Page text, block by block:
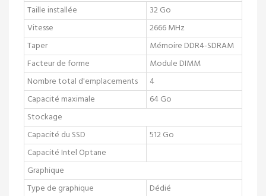
Taille installée
32 Go
Vitesse
2666 MHz
Taper
Mémoire DDR4-SDRAM
Facteur de forme
Module DIMM
Nombre total d'emplacements
4
Capacité maximale
64 Go
Stockage
Capacité du SSD
512 Go
Capacité Intel Optane
Graphique
Type de graphique
Dédié